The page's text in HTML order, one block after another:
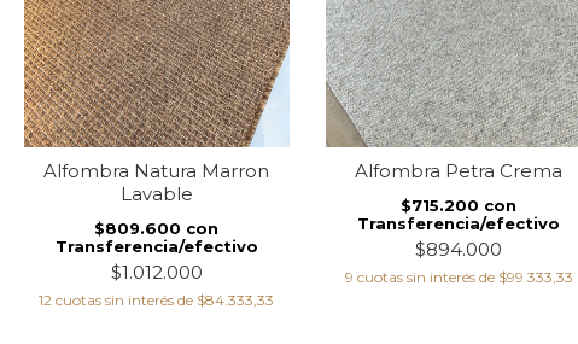
Alfombra Natura Marron
Lavable
$1.012.000
$809.600 con
Transferencia/efectivo
12 cuotas sin interés de $84.333,33
Alfombra Petra Crema
$894.000
$715.200 con
Transferencia/efectivo
9 cuotas sin interés de $99.333,33